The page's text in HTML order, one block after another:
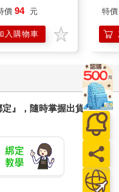
價 94 元
入購物車
特價
』，隨時掌握出貨動